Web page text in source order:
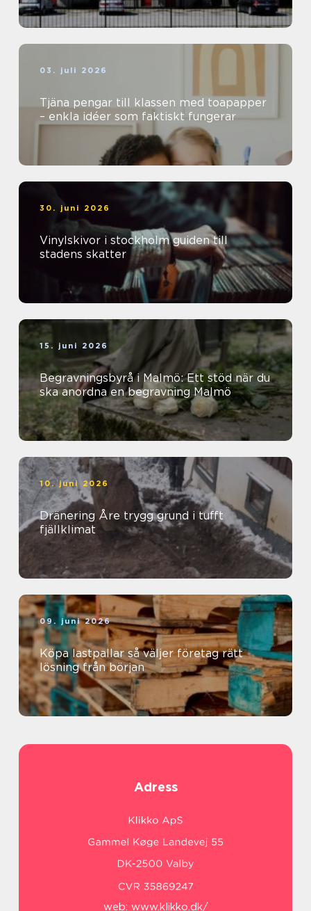
03. juli 2026
Tjäna pengar till klassen med toapapper
– enkla idéer som faktiskt fungerar
30. juni 2026
Vinylskivor i stockholm guiden till
stadens skatter
15. juni 2026
Begravningsbyrå i Malmö: Ett stöd när du
ska anordna en begravning Malmö
10. juni 2026
Dränering Åre trygg grund i tufft
fjällklimat
09. juni 2026
Köpa lastpallar så väljer företag rätt
lösning från början
Adress
web: www.klikko.dk/